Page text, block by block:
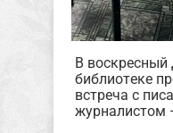
В воскресный
библиотеке
встреча с
журналистом